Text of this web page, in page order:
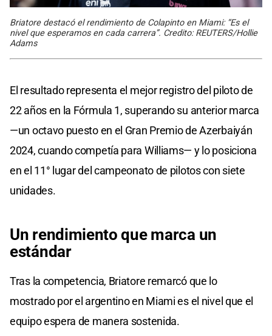
Briatore destacó el rendimiento de Colapinto en Miami: “Es el
nivel que esperamos en cada carrera”. Credito: REUTERS/Hollie
Adams
El resultado representa el mejor registro del piloto de
22 años en la Fórmula 1, superando su anterior marca
—un octavo puesto en el Gran Premio de Azerbaiyán
2024, cuando competía para Williams— y lo posiciona
en el 11° lugar del campeonato de pilotos con siete
unidades.
Un rendimiento que marca un
estándar
Tras la competencia, Briatore remarcó que lo
mostrado por el argentino en Miami es el nivel que el
equipo espera de manera sostenida.